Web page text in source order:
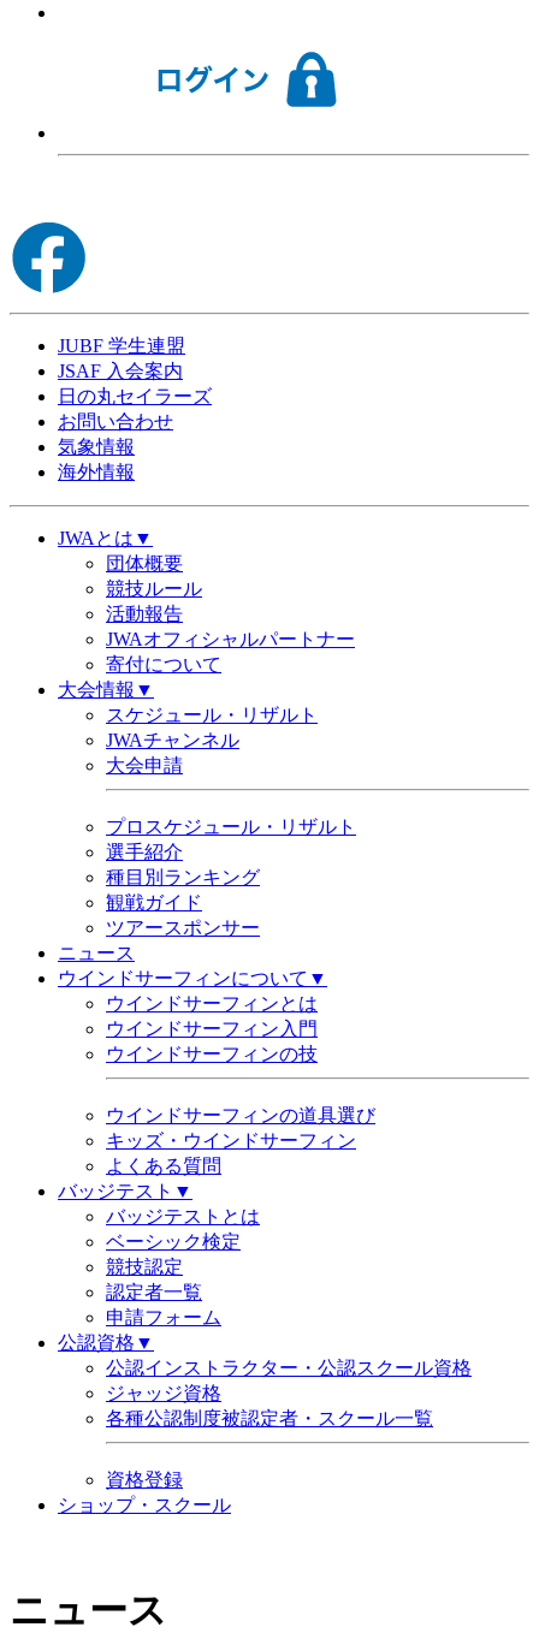
JUBF 学生連盟
JSAF 入会案内
日の丸セイラーズ
お問い合わせ
気象情報
海外情報
JWAとは▼
団体概要
競技ルール
活動報告
JWAオフィシャルパートナー
寄付について
大会情報▼
スケジュール・リザルト
JWAチャンネル
大会申請
プロスケジュール・リザルト
選手紹介
種目別ランキング
観戦ガイド
ツアースポンサー
ニュース
ウインドサーフィンについて▼
ウインドサーフィンとは
ウインドサーフィン入門
ウインドサーフィンの技
ウインドサーフィンの道具選び
キッズ・ウインドサーフィン
よくある質問
バッジテスト▼
バッジテストとは
ベーシック検定
競技認定
認定者一覧
申請フォーム
公認資格▼
公認インストラクター・公認スクール資格
ジャッジ資格
各種公認制度被認定者・スクール一覧
資格登録
ショップ・スクール
ニュース